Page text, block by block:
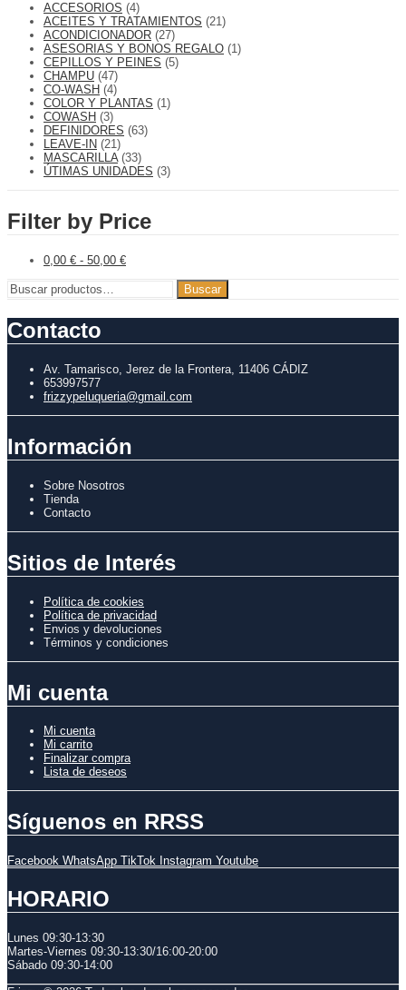
ACCESORIOS (4)
ACEITES Y TRATAMIENTOS (21)
ACONDICIONADOR (27)
ASESORIAS Y BONOS REGALO (1)
CEPILLOS Y PEINES (5)
CHAMPU (47)
CO-WASH (4)
COLOR Y PLANTAS (1)
COWASH (3)
DEFINIDORES (63)
LEAVE-IN (21)
MASCARILLA (33)
ÚTIMAS UNIDADES (3)
Filter by Price
0,00 € - 50,00 €
Buscar
Buscar
Contacto
Av. Tamarisco, Jerez de la Frontera, 11406 CÁDIZ
653997577
frizzypeluqueria@gmail.com
Información
Sobre Nosotros
Tienda
Contacto
Sitios de Interés
Política de cookies
Política de privacidad
Envios y devoluciones
Términos y condiciones
Mi cuenta
Mi cuenta
Mi carrito
Finalizar compra
Lista de deseos
Síguenos en RRSS
Facebook WhatsApp TikTok Instagram Youtube
HORARIO
Lunes 09:30-13:30
Martes-Viernes 09:30-13:30/16:00-20:00
Sábado 09:30-14:00